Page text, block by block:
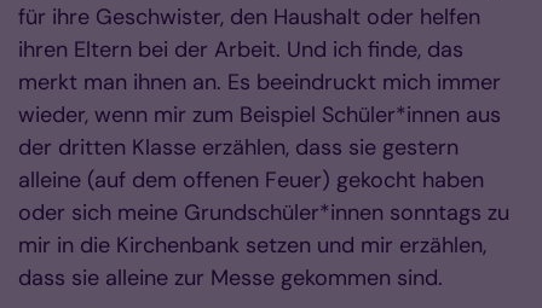
für ihre Geschwister, den Haushalt oder helfen
ihren Eltern bei der Arbeit. Und ich finde, das
merkt man ihnen an. Es beeindruckt mich immer
wieder, wenn mir zum Beispiel Schüler*innen aus
der dritten Klasse erzählen, dass sie gestern
alleine (auf dem offenen Feuer) gekocht haben
oder sich meine Grundschüler*innen sonntags zu
mir in die Kirchenbank setzen und mir erzählen,
dass sie alleine zur Messe gekommen sind.